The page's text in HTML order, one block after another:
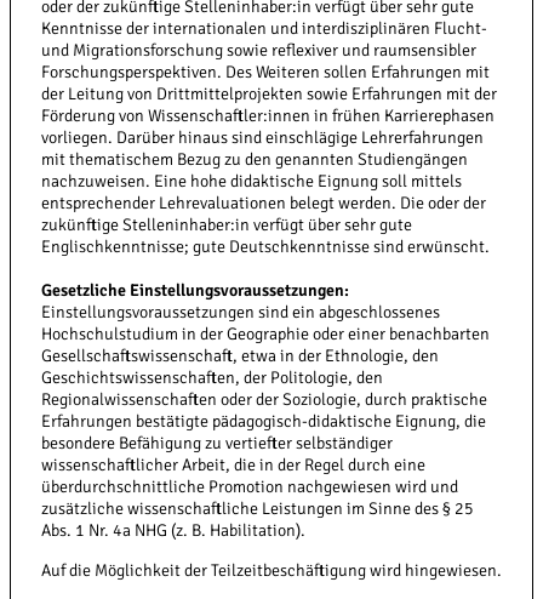
oder der zukünftige Stellen­inhaber:in verfügt über sehr gute
Kenntnisse der internationalen und interdisziplinären Flucht-
und Migrationsforschung sowie reflexiver und raumsensibler
Forschungsperspektiven. Des Weiteren sollen Erfahrungen mit
der Leitung von Drittmittelprojekten sowie Erfahrungen mit der
Förderung von Wissenschaftler:innen in frühen Karrierephasen
vorliegen. Darüber hinaus sind einschlägige Lehrerfahrungen
mit thematischem Bezug zu den genannten Studiengängen
nach­zuweisen. Eine hohe didaktische Eignung soll mittels
entsprechender Lehrevaluationen belegt werden. Die oder der
zukünftige Stelleninhaber:in verfügt über sehr gute
Englischkenntnisse; gute Deutschkenntnisse sind erwünscht.
Gesetzliche Einstellungsvoraussetzungen:
Einstellungsvoraussetzungen sind ein abgeschlossenes
Hochschulstudium in der Geographie oder einer benachbarten
Gesellschaftswissenschaft, etwa in der Ethnologie, den
Geschichts­wissenschaften, der Politologie, den
Regionalwissenschaften oder der Soziologie, durch praktische
Erfahrungen bestätigte pädagogisch-didaktische Eignung, die
besondere Befähigung zu vertiefter selbständiger
wissenschaftlicher Arbeit, die in der Regel durch eine
überdurchschnittliche Promotion nachgewiesen wird und
zusätzliche wissenschaftliche Leistungen im Sinne des § 25
Abs. 1 Nr. 4a NHG (z. B. Habilitation).
Auf die Möglichkeit der Teilzeitbeschäftigung wird hingewiesen.